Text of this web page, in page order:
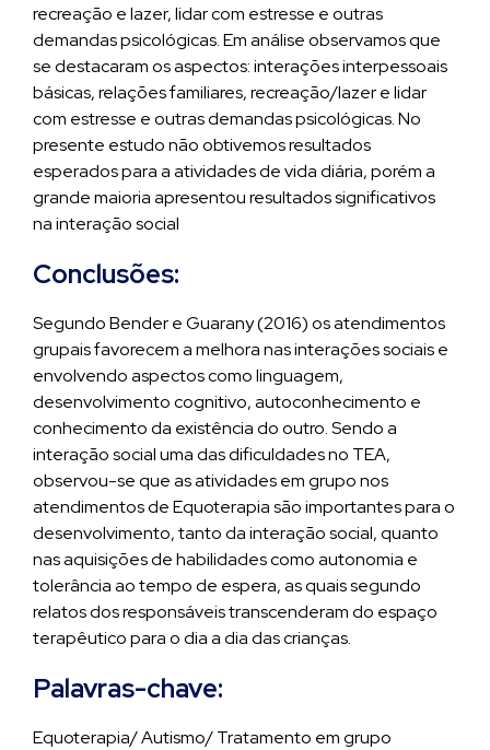
recreação e lazer, lidar com estresse e outras
demandas psicológicas. Em análise observamos que
se destacaram os aspectos: interações interpessoais
básicas, relações familiares, recreação/lazer e lidar
com estresse e outras demandas psicológicas. No
presente estudo não obtivemos resultados
esperados para a atividades de vida diária, porém a
grande maioria apresentou resultados significativos
na interação social
Conclusões:
Segundo Bender e Guarany (2016) os atendimentos
grupais favorecem a melhora nas interações sociais e
envolvendo aspectos como linguagem,
desenvolvimento cognitivo, autoconhecimento e
conhecimento da existência do outro. Sendo a
interação social uma das dificuldades no TEA,
observou-se que as atividades em grupo nos
atendimentos de Equoterapia são importantes para o
desenvolvimento, tanto da interação social, quanto
nas aquisições de habilidades como autonomia e
tolerância ao tempo de espera, as quais segundo
relatos dos responsáveis transcenderam do espaço
terapêutico para o dia a dia das crianças.
Palavras-chave:
Equoterapia/ Autismo/ Tratamento em grupo